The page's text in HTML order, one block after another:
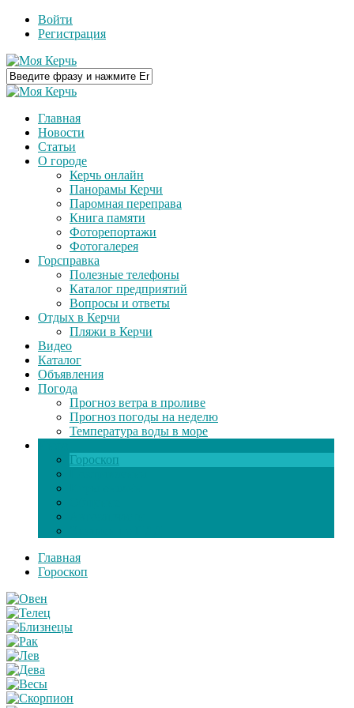
Войти
Регистрация
Главная
Новости
Статьи
О городе
Керчь онлайн
Панорамы Керчи
Паромная переправа
Книга памяти
Фоторепортажи
Фотогалерея
Горсправка
Полезные телефоны
Каталог предприятий
Вопросы и ответы
Отдых в Керчи
Пляжи в Керчи
Видео
Каталог
Объявления
Погода
Прогноз ветра в проливе
Прогноз погоды на неделю
Температура воды в море
Гороскоп
Главная
Гороскоп